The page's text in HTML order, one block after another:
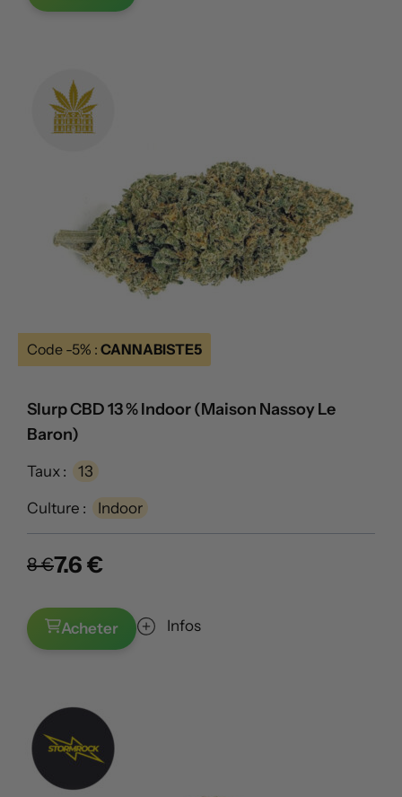
Code -5% : CANNABISTE5
Slurp CBD 13 % Indoor (Maison Nassoy Le
Baron)
Taux : 13
Culture : Indoor
8 €7.6 €
Acheter Infos